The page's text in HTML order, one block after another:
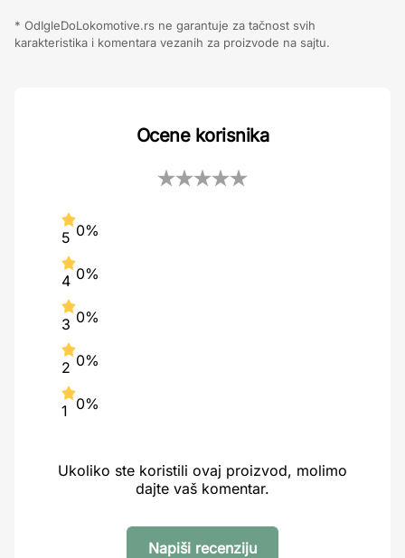
* OdIgleDoLokomotive.rs ne garantuje za tačnost svih
karakteristika i komentara vezanih za proizvode na sajtu.
Ocene korisnika
5 0%
4 0%
3 0%
2 0%
1 0%
Ukoliko ste koristili ovaj proizvod, molimo
dajte vaš komentar.
Napiši recenziju